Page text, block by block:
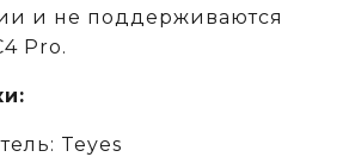
и не поддерживаются
Pro.
Teyes